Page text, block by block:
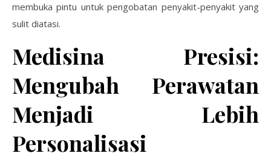
membuka pintu untuk pengobatan penyakit-penyakit yang
sulit diatasi.
Medisina Presisi:
Mengubah Perawatan
Menjadi Lebih
Personalisasi